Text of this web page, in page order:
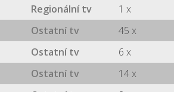
Regionální tv
1 x
Ostatní tv
45 x
Ostatní tv
6 x
Ostatní tv
14 x